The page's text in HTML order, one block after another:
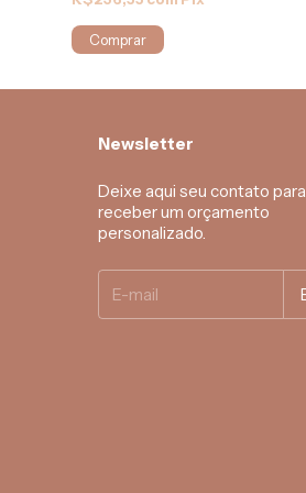
Newsletter
Deixe aqui seu contato para
receber um orçamento
personalizado.